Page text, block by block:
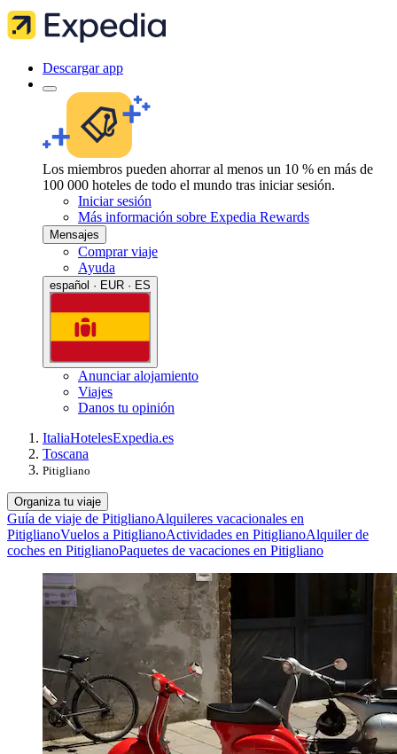
Descargar app
Los miembros pueden ahorrar al menos un 10 % en más de
100 000 hoteles de todo el mundo tras iniciar sesión.
Iniciar sesión
Más información sobre Expedia Rewards
Mensajes
Comprar viaje
Ayuda
español · EUR · ES
Anunciar alojamiento
Viajes
Danos tu opinión
ItaliaHotelesExpedia.es
Toscana
Pitigliano
Organiza tu viaje
Guía de viaje de PitiglianoAlquileres vacacionales en
PitiglianoVuelos a PitiglianoActividades en PitiglianoAlquiler de
coches en PitiglianoPaquetes de vacaciones en Pitigliano